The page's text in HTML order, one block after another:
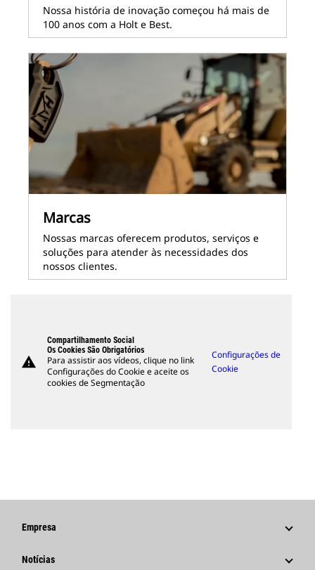
Nossa história de inovação começou há mais de
100 anos com a Holt e Best.
Marcas
Nossas marcas oferecem produtos, serviços e
soluções para atender às necessidades dos
nossos clientes.
warning
Compartilhamento Social
Os Cookies São Obrigatórios
Para assistir aos vídeos, clique no link
Configurações do Cookie e aceite os
cookies de Segmentação
Configurações de
Cookie
Empresa
Estratégia
Notícias